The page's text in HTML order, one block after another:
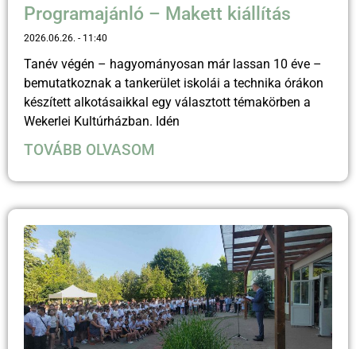
Programajánló – Makett kiállítás
2026.06.26. 11:40
Tanév végén – hagyományosan már lassan 10 éve –
bemutatkoznak a tankerület iskolái a technika órákon
készített alkotásaikkal egy választott témakörben a
Wekerlei Kultúrházban. Idén
TOVÁBB OLVASOM